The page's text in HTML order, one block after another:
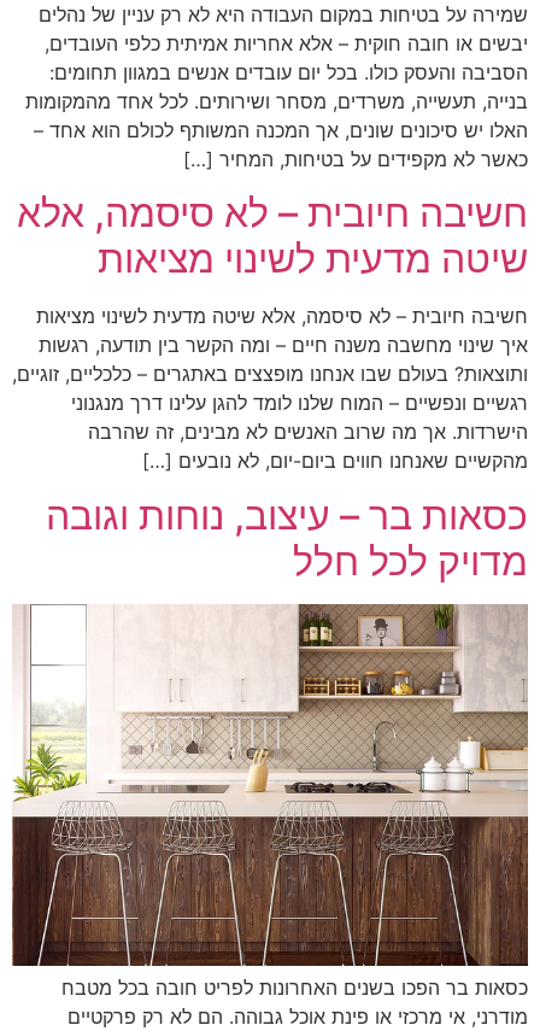
שמירה על בטיחות במקום העבודה היא לא רק עניין של נהלים
יבשים או חובה חוקית – אלא אחריות אמיתית כלפי העובדים,
הסביבה והעסק כולו. בכל יום עובדים אנשים במגוון תחומים:
בנייה, תעשייה, משרדים, מסחר ושירותים. לכל אחד מהמקומות
האלו יש סיכונים שונים, אך המכנה המשותף לכולם הוא אחד –
כאשר לא מקפידים על בטיחות, המחיר […]
חשיבה חיובית – לא סיסמה, אלא
שיטה מדעית לשינוי מציאות
חשיבה חיובית – לא סיסמה, אלא שיטה מדעית לשינוי מציאות
איך שינוי מחשבה משנה חיים – ומה הקשר בין תודעה, רגשות
ותוצאות? בעולם שבו אנחנו מופצצים באתגרים – כלכליים, זוגיים,
רגשיים ונפשיים – המוח שלנו לומד להגן עלינו דרך מנגנוני
הישרדות. אך מה שרוב האנשים לא מבינים, זה שהרבה
מהקשיים שאנחנו חווים ביום-יום, לא נובעים […]
כסאות בר – עיצוב, נוחות וגובה
מדויק לכל חלל
כסאות בר הפכו בשנים האחרונות לפריט חובה בכל מטבח
מודרני, אי מרכזי או פינת אוכל גבוהה. הם לא רק פרקטיים